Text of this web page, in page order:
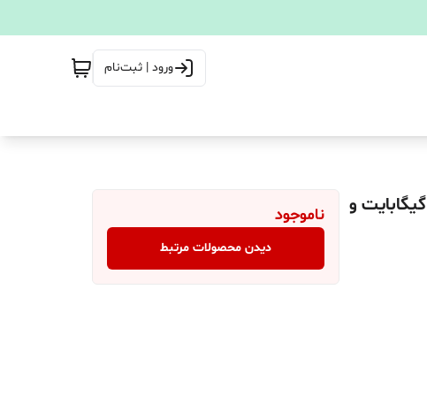
ورود | ثبت‌نام
گوشی موبایل ویکو مدل T10 دو سیم کارت ظرفیت 64 گیگابایت و
ناموجود
دیدن محصولات مرتبط